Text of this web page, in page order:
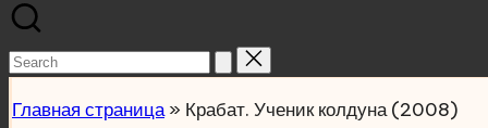
Search
Главная страница» Крабат. Ученик колдуна (2008)